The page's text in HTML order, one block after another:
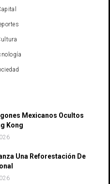
Mexicanos Ocultos
Kong
Una Reforestación De